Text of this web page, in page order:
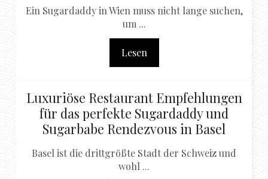
Ein Sugardaddy in Wien muss nicht lange suchen,
um ...
Lesen
Luxuriöse Restaurant Empfehlungen
für das perfekte Sugardaddy und
Sugarbabe Rendezvous in Basel
Basel ist die drittgrößte Stadt der Schweiz und
wohl ...